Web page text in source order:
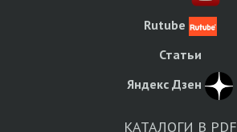
Rutube
Статьи
Яндекс Дзен
КАТАЛОГИ В PDF